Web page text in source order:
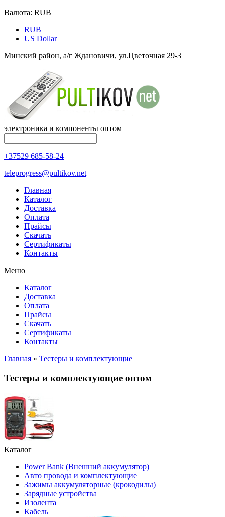
Валюта: RUB
RUB
US Dollar
Минский район, а/г Ждановичи, ул.Цветочная 29-3
электроника и компоненты оптом
+37529 685-58-24
teleprogress@pultikov.net
Главная
Каталог
Доставка
Оплата
Прайсы
Cкачать
Сертификаты
Контакты
Меню
Каталог
Доставка
Оплата
Прайсы
Cкачать
Сертификаты
Контакты
Главная » Тестеры и комплектующие
Тестеры и комплектующие оптом
Каталог
Power Bank (Внешний аккумулятор)
Авто провода и комплектующие
Зажимы аккумуляторные (крокодилы)
Зарядные устройства
Изолента
Кабель